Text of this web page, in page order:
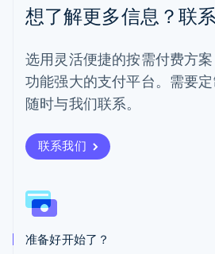
想了解更多信息？联系
选用灵活便捷的按需付费方
功能强大的支付平台。需要
随时与我们联系。
联系我们
准备好开始了？
PortuguêsEnglish
日本
瑞典
SvenskaEnglish
瑞士
DeutschFrançaisItaliano
English
斯洛伐克
斯洛文尼亚
English
泰国
ไทยEnglish